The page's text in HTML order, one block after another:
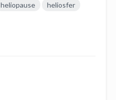
heliopause
heliosfer